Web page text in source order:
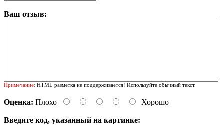
Ваш отзыв:
Примечание: HTML разметка не поддерживается! Используйте обычный текст.
Оценка: Плохо Хорошо
Введите код, указанный на картинке: